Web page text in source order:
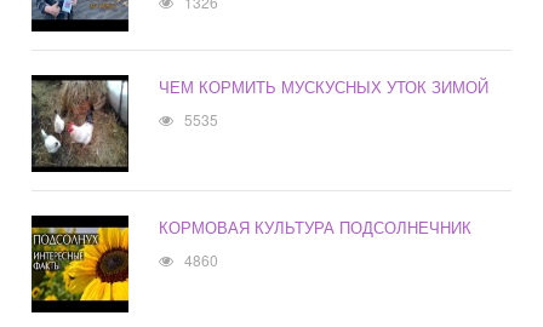
ЧЕМ КОРМИТЬ МУСКУСНЫХ УТОК ЗИМОЙ
5535
КОРМОВАЯ КУЛЬТУРА ПОДСОЛНЕЧНИК
4860